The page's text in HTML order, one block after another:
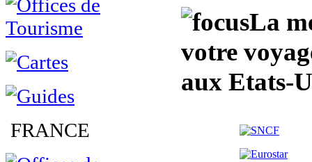
FRANCE
La
votre
aux Etats-